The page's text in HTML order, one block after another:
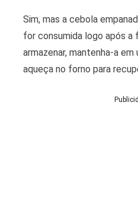
Sim, mas a cebola
for consumida logo após a
armazenar, mantenha-a
aqueça no forno para